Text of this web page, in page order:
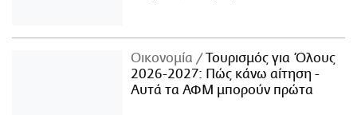
Οικονομία
Τουρισμός για Όλους
2026-2027: Πώς κάνω αίτηση -
Αυτά τα ΑΦΜ μπορούν πρώτα